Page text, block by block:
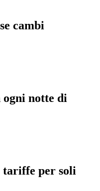
cambi
ogni notte di
tariffe per soli